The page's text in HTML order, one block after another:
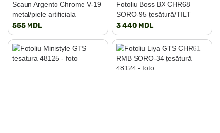
Scaun Argento Chrome V-19
metal/piele artificiala
555 MDL
Fotoliu Boss BX CHR68
SORO-95 țesătură/TILT
3 440 MDL